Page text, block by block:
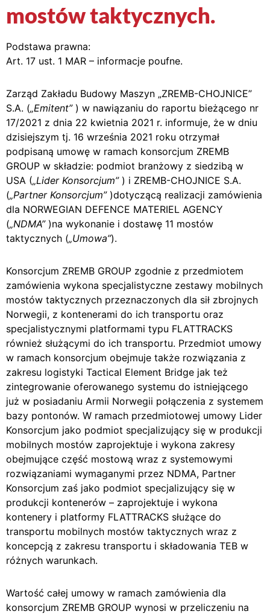
mostów taktycznych.
Podstawa prawna:
Art. 17 ust. 1 MAR – informacje poufne.
Zarząd Zakładu Budowy Maszyn „ZREMB-CHOJNICE”
S.A. („Emitent”) w nawiązaniu do raportu bieżącego nr
17/2021 z dnia 22 kwietnia 2021 r. informuje, że w dniu
dzisiejszym tj. 16 września 2021 roku otrzymał
podpisaną umowę w ramach konsorcjum ZREMB
GROUP w składzie: podmiot branżowy z siedzibą w
USA („Lider Konsorcjum”) i ZREMB-CHOJNICE S.A.
(„Partner Konsorcjum”)dotyczącą realizacji zamówienia
dla NORWEGIAN DEFENCE MATERIEL AGENCY
(„NDMA”)na wykonanie i dostawę 11 mostów
taktycznych („Umowa”).
Konsorcjum ZREMB GROUP zgodnie z przedmiotem
zamówienia wykona specjalistyczne zestawy mobilnych
mostów taktycznych przeznaczonych dla sił zbrojnych
Norwegii, z kontenerami do ich transportu oraz
specjalistycznymi platformami typu FLATTRACKS
również służącymi do ich transportu. Przedmiot umowy
w ramach konsorcjum obejmuje także rozwiązania z
zakresu logistyki Tactical Element Bridge jak też
zintegrowanie oferowanego systemu do istniejącego
już w posiadaniu Armii Norwegii połączenia z systemem
bazy pontonów. W ramach przedmiotowej umowy Lider
Konsorcjum jako podmiot specjalizujący się w produkcji
mobilnych mostów zaprojektuje i wykona zakresy
obejmujące część mostową wraz z systemowymi
rozwiązaniami wymaganymi przez NDMA, Partner
Konsorcjum zaś jako podmiot specjalizujący się w
produkcji kontenerów – zaprojektuje i wykona
kontenery i platformy FLATTRACKS służące do
transportu mobilnych mostów taktycznych wraz z
koncepcją z zakresu transportu i składowania TEB w
różnych warunkach.
Wartość całej umowy w ramach zamówienia dla
konsorcjum ZREMB GROUP wynosi w przeliczeniu na